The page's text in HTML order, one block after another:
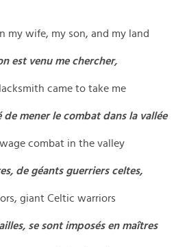
my wife, my son, and my land
est venu me chercher,
came to take me
mener le combat dans la vallée
combat in the valley
de géants guerriers celtes,
giant Celtic warriors
se sont imposés en maîtres